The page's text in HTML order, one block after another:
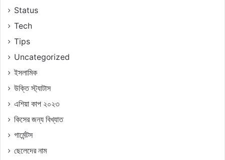
Status
Tech
Tips
Uncategorized
ইসলামিক
উক্তি স্ট্যাটাস
এশিয়া কাপ ২০২৩
কিসের জন্য বিখ্যাত
গার্মেন্টস
ছেলেদের নাম